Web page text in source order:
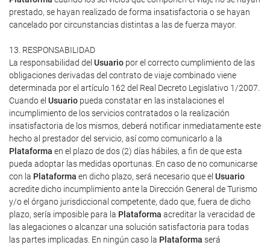
prestado, se hayan realizado de forma insatisfactoria o se hayan
cancelado por circunstancias distintas a las de fuerza mayor.
13. RESPONSABILIDAD
La responsabilidad del Usuario por el correcto cumplimiento de las
obligaciones derivadas del contrato de viaje combinado viene
determinada por el artículo 162 del Real Decreto Legislativo 1/2007.
Cuando el Usuario pueda constatar en las instalaciones el
incumplimiento de los servicios contratados o la realización
insatisfactoria de los mismos, deberá notificar inmediatamente este
hecho al prestador del servicio, así como comunicarlo a la
Plataforma en el plazo de dos (2) días hábiles, a fin de que esta
pueda adoptar las medidas oportunas. En caso de no comunicarse
con la Plataforma en dicho plazo, será necesario que el Usuario
acredite dicho incumplimiento ante la Dirección General de Turismo
y/o el órgano jurisdiccional competente, dado que, fuera de dicho
plazo, sería imposible para la Plataforma acreditar la veracidad de
las alegaciones o alcanzar una solución satisfactoria para todas
las partes implicadas. En ningún caso la Plataforma será